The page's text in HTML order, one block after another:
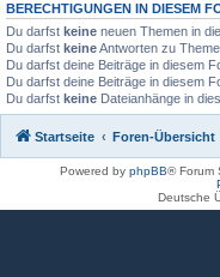
BERECHTIGUNGEN IN DIESEM
Du darfst keine neuen Themen in
Du darfst keineAntworten zu
Du darfst deine Beiträge in diesem
Du darfst deine Beiträge in diesem
Du darfst keine Dateianhänge in
Startseite Foren-Übersicht
Powered by phpBB® Forum
Deutsche